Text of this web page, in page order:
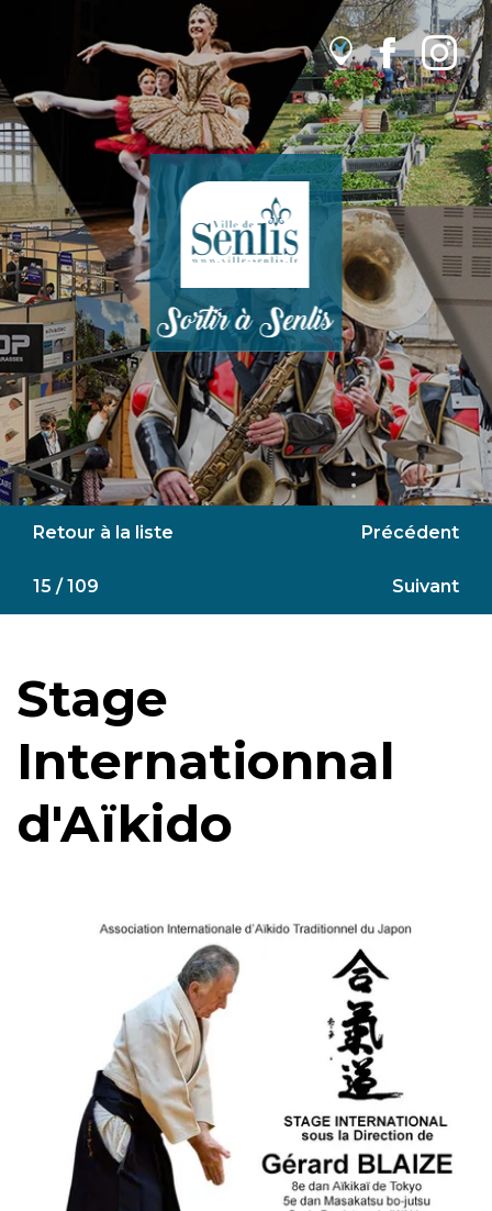
Retour à la liste Précédent
15 / 109 Suivant
Stage
Internationnal
d'Aïkido